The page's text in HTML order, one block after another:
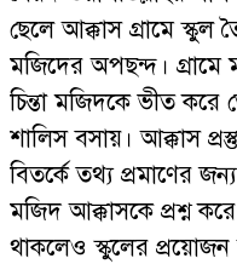
ছেলে আক্কাস গ্রামে স্কুল
মজিদের অপছন্দ। গ্রামে
চিন্তা মজিদকে ভীত
শালিস বসায়। আক্কাস
বিতর্কে তথ্য প্রমাণের
মজিদ আক্কাসকে প্রশ্ন
থাকলেও স্কুলের